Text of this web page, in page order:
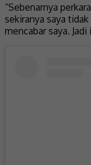
“Sebenarnya
sekiranya saya
mencabar saya.